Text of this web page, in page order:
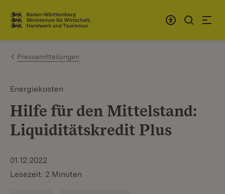
Zum Inhalt springen
Link zur Startseite
Pressemitteilungen
Energiekosten
Hilfe für den Mittelstand:
Liquiditätskredit Plus
01.12.2022
Lesezeit: 2 Minuten